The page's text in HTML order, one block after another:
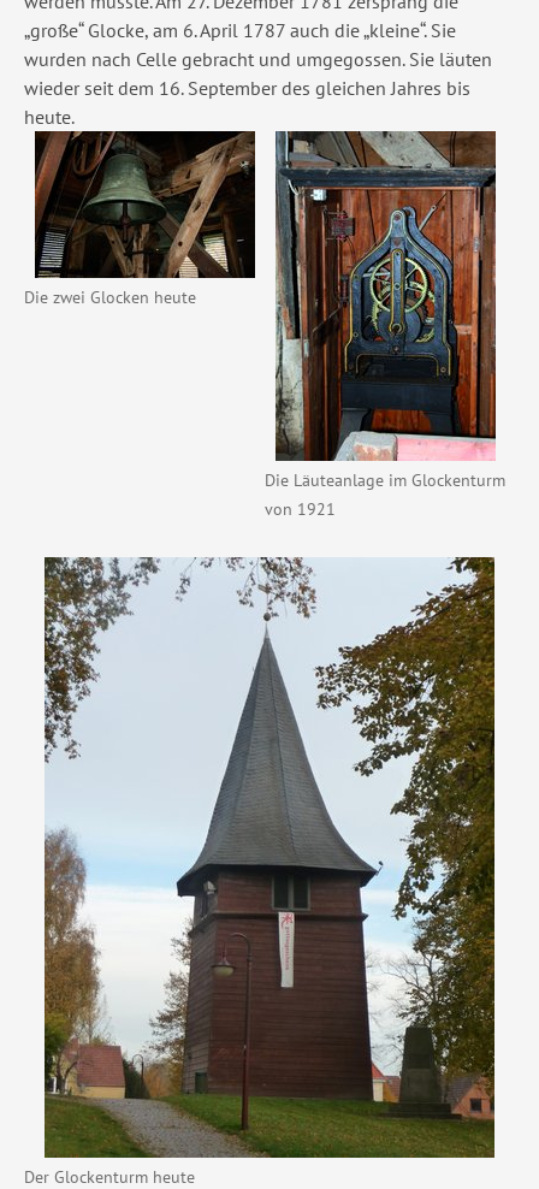
Show larger version
Die zwei Glocken heute
Show larger version
Die Läuteanlage im Glockenturm
von 1921
„große“ Glocke, am 6. April 1787 auch die „kleine“. Sie
wurden nach Celle gebracht und umgegossen. Sie läuten
wieder seit dem 16. September des gleichen Jahres bis
heute.
Show larger version
Der Glockenturm heute